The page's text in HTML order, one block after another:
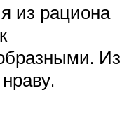
из рациона
Из